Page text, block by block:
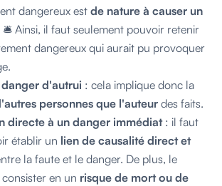
dangereux est de nature à causer un
🛎️ Ainsi, il faut seulement pouvoir retenir
dangereux qui aurait pu provoquer
danger d'autrui : cela implique donc la
personnes que l'auteur des faits.
directe à un danger immédiat: il faut
établir un lien de causalité direct et
la faute et le danger. De plus, le
en un risque de mort ou de